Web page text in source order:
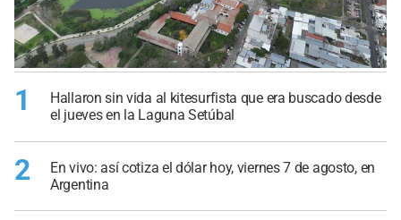
1
Hallaron sin vida al kitesurfista que era buscado desde
el jueves en la Laguna Setúbal
2
En vivo: así cotiza el dólar hoy, viernes 7 de agosto, en
Argentina